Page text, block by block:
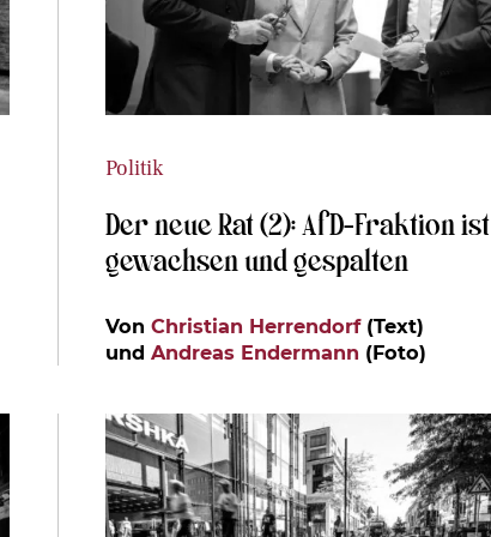
Politik
Der neue Rat (2): AfD-Fraktion ist
gewachsen und gespalten
Von Christian Herrendorf(Text)
und Andreas Endermann (Foto)